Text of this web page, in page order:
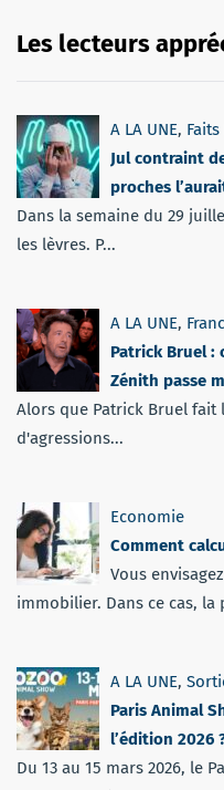
Les lecteurs
A LA UNE,
Jul contraint
proches
Dans la semaine du 29
les lèvres. P...
A LA UNE,
Patrick Bruel :
Zénith passe
Alors que Patrick Bruel
d'agressions...
Economie
Comment
Vous
immobilier. Dans ce cas, la
A LA UNE,
Paris Animal
l’édition 2026
Du 13 au 15 mars 2026, le